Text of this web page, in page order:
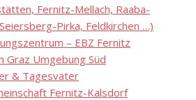
Fernitz-Mellach, Raaba-
Pirka, Feldkirchen …)
– EBZ Fernitz
Graz Umgebung Süd
& Tagesväter
Fernitz-Kalsdorf